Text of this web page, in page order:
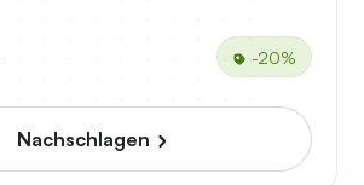
-20%
Nachschlagen